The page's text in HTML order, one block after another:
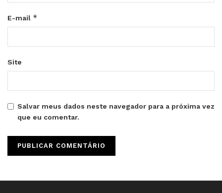
E-mail *
Site
Salvar meus dados neste navegador para a próxima vez
que eu comentar.